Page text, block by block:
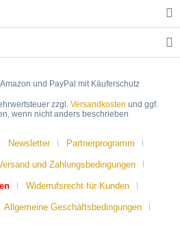
zzgl. Versandkosten und ggf.
wenn nicht anders beschrieben
Newsletter Partnerprogramm
und Zahlungsbedingungen
Widerrufsrecht für Kunden
Allgemeine Geschäftsbedingungen